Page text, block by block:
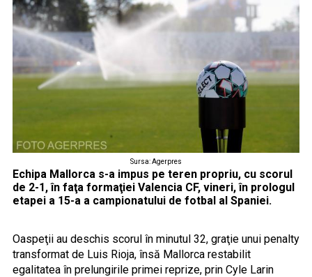
Sursa: Agerpres
Echipa Mallorca s-a impus pe teren propriu, cu scorul
de 2-1, în faţa formaţiei Valencia CF, vineri, în prologul
etapei a 15-a a campionatului de fotbal al Spaniei.
Oaspeţii au deschis scorul în minutul 32, graţie unui penalty
transformat de Luis Rioja, însă Mallorca restabilit
egalitatea în prelungirile primei reprize, prin Cyle Larin